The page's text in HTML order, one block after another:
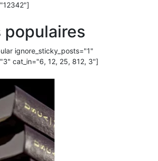
ignore_sticky_posts="1"
cat_in="6, 12, 25, 812, 3"]